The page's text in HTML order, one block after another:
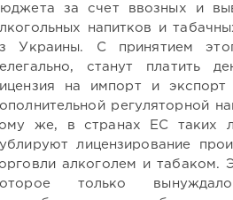
за счет ввозных и
напитков и
Украины. С принятием
станут платить
на импорт и
регуляторной
же, в странах ЕС таких
лицензирование
алкоголем и табаком.
только